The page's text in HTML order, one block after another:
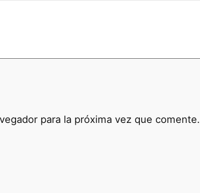
para la próxima vez que comente.